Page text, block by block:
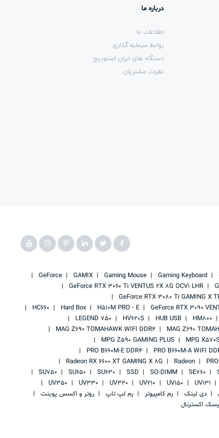
درباره ما
اطلاعات ما
روابط سرمایه گذاری
دستگاه های ایران استوریج
نظرات مشتریان
Gaming Keyboard
Gaming Mouse
GAMIX
GeForce
GeForce RTX 3060 Ti VENTUS 2X 8G OCV1 LHR
GeForce RTX 3080 Ti GAMING X
GeForce RTX 3090
H510M PRO - E
Hard Box
HC660
HM800
HUB USB
HV620S
LEGEND 750
MAG Z690
MAG Z690 TOMAHAWK WIFI DDR4
MPG
MPG Z590 GAMING PLUS
PRO B660M-A WIFI
PRO B660M-E DDR4
Radeon
Radeon RX 6600 XT GAMING X 8G
SE760
SO-DIMM
SSD
SU630
SU650
SU750
UV131
UV150
UV210
UV320
UV330
UV350
دی لینک رم کامپیوتر رم لپ تاپ
روتر و اکسس پوینت
اکسترنال